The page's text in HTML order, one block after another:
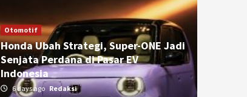
Otomotif
Honda Ubah Strategi, Super-ONE Jadi
Senjata Perdana di Pasar EV
Indonesia
6 days ago Redaksi